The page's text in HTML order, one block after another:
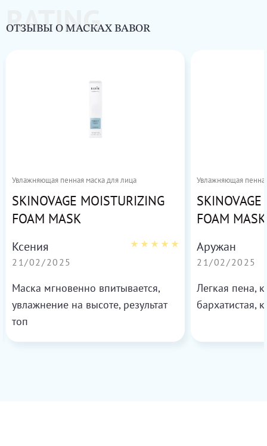
RATING
ОТЗЫВЫ О МАСКАХ BABOR
Увлажняющая пенная маска для лица
SKINOVAGE MOISTURIZING
FOAM MASK
Ксения
21/02/2025
Маска мгновенно впитывается,
увлажнение на высоте, результат
топ
Увлажняющая
FOAM MASK
Аружан
21/02/2025
Легкая пена,
бархатистая,